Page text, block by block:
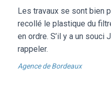
Les travaux se sont bien
recollé le plastique du
en ordre. S’il y a un souci
rappeler.
Agence de Bordeaux